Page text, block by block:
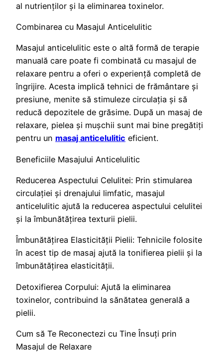
al nutrienților și la eliminarea toxinelor.
Combinarea cu Masajul Anticelulitic
Masajul anticelulitic este o altă formă de terapie
manuală care poate fi combinată cu masajul de
relaxare pentru a oferi o experiență completă de
îngrijire. Acesta implică tehnici de frământare și
presiune, menite să stimuleze circulația și să
reducă depozitele de grăsime. După un masaj de
relaxare, pielea și mușchii sunt mai bine pregătiți
pentru un masaj anticelulitic eficient.
Beneficiile Masajului Anticelulitic
Reducerea Aspectului Celulitei: Prin stimularea
circulației și drenajului limfatic, masajul
anticelulitic ajută la reducerea aspectului celulitei
și la îmbunătățirea texturii pielii.
Îmbunătățirea Elasticității Pielii: Tehnicile folosite
în acest tip de masaj ajută la tonifierea pielii și la
îmbunătățirea elasticității.
Detoxifierea Corpului: Ajută la eliminarea
toxinelor, contribuind la sănătatea generală a
pielii.
Cum să Te Reconectezi cu Tine Însuți prin
Masajul de Relaxare